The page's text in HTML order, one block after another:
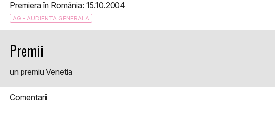
Premiera în România: 15.10.2004
AG - AUDIENTA GENERALA
Premii
un premiu Venetia
Comentarii